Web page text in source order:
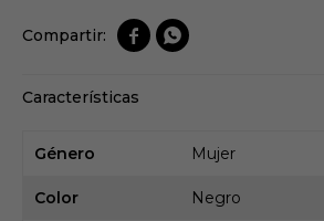
 
Características
Género Mujer
Color Negro